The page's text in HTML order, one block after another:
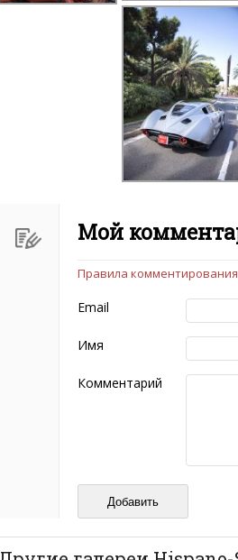
Мой
Чтобы ваш комментарий
следующих правил:
Комментарий не
эмоциональных
Не стоит
Пожалуйста, не
также призывы к
И запаситесь терпением,
ваш отзыв может
Правила комментирования
Email
Имя
Комментарий